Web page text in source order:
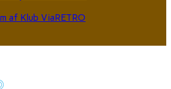
af Klub ViaRETRO